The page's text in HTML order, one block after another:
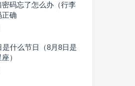
密码忘了怎么办（行李
正确
是什么节日（8月8日是
）